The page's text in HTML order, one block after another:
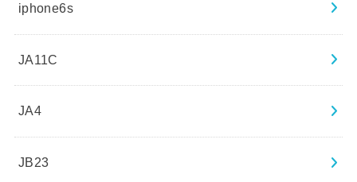
iphone6s
JA11C
JA4
JB23